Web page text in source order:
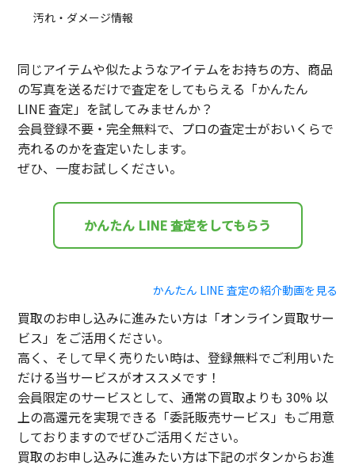
汚れ・ダメージ情報
同じアイテムや似たようなアイテムをお持ちの方、商品
の写真を送るだけで査定をしてもらえる「かんたん
LINE 査定」を試してみませんか？
会員登録不要・完全無料で、プロの査定士がおいくらで
売れるのかを査定いたします。
ぜひ、一度お試しください。
かんたん LINE 査定をしてもらう
かんたん LINE 査定の紹介動画を見る
買取のお申し込みに進みたい方は「オンライン買取サー
ビス」をご活用ください。
高く、そして早く売りたい時は、登録無料でご利用いた
だける当サービスがオススメです！
会員限定のサービスとして、通常の買取よりも 30% 以
上の高還元を実現できる「委託販売サービス」もご用意
しておりますのでぜひご活用ください。
買取のお申し込みに進みたい方は下記のボタンからお進